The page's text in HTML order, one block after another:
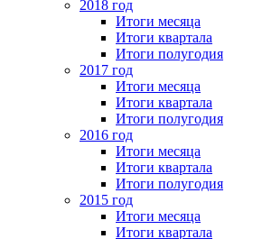
2018 год
Итоги месяца
Итоги квартала
Итоги полугодия
2017 год
Итоги месяца
Итоги квартала
Итоги полугодия
2016 год
Итоги месяца
Итоги квартала
Итоги полугодия
2015 год
Итоги месяца
Итоги квартала